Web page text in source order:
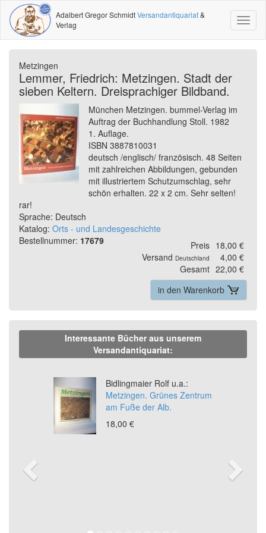
Adalbert Gregor SchmidtVersandantiquariat&
Verlag
Metzingen
Lemmer, Friedrich: Metzingen. Stadt der
sieben Keltern. Dreisprachiger Bildband.
München Metzingen. bummel-Verlag im
Auftrag der Buchhandlung Stoll. 1982
1. Auflage.
ISBN 3887810031
deutsch /englisch/ französisch. 48 Seiten
mit zahlreichen Abbildungen, gebunden
mit illustriertem Schutzumschlag, sehr
schön erhalten. 22 x 2 cm. Sehr selten!
rar!
Sprache: Deutsch
Katalog: Orts - und Landesgeschichte
Bestellnummer: 17679 Preis 18,00 €
Versand Deutschland
4,00 €
Gesamt 22,00 €
in den Warenkorb
Interessante Bücher aus unserem
Versandantiquariat:
Bidlingmaier Rolf u.a.:
Metzingen. Grünes Zentrum
am Fuße der Alb.
18,00 €
Previous